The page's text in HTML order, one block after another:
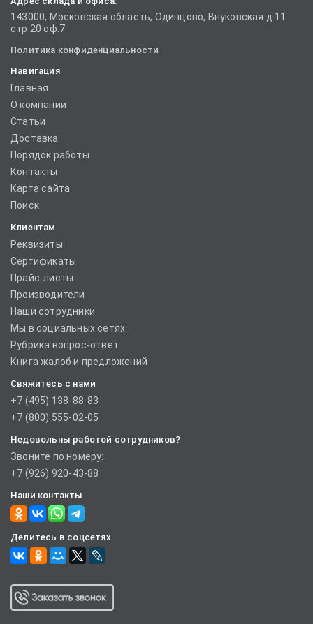
143000, Московская область, Одинцово, Внуковская д.11
стр.20 оф.7
Политика конфиденциальности
Навигация
Главная
О компании
Статьи
Доставка
Порядок работы
Контакты
Карта сайта
Поиск
Клиентам
Реквизиты
Сертификаты
Прайс-листы
Производители
Наши сотрудники
Мы в социальных сетях
Рубрика вопрос-ответ
Книга жалоб и предложений
Свяжитесь с нами
+7 (495) 138-88-83
+7 (800) 555-02-05
Недовольны работой сотрудников?
Звоните по номеру:
+7 (926) 920-43-88
Наши контакты
Делитесь в соцсетях